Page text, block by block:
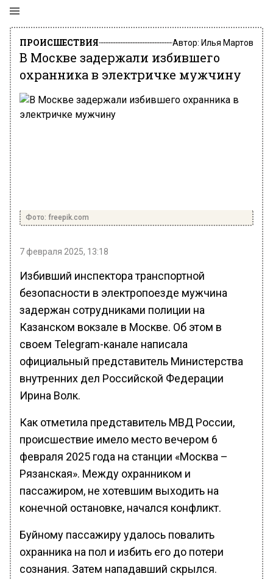
ПРОИСШЕСТВИЯ Автор: Илья Мартов
В Москве задержали избившего
охранника в электричке мужчину
Фото: freepik.com
7 февраля 2025, 13:18
Избивший инспектора транспортной
безопасности в электропоезде мужчина
задержан сотрудниками полиции на
Казанском вокзале в Москве. Об этом в
своем Telegram-канале написала
официальный представитель Министерства
внутренних дел Российской Федерации
Ирина Волк.
Как отметила представитель МВД России,
происшествие имело место вечером 6
февраля 2025 года на станции «Москва –
Рязанская». Между охранником и
пассажиром, не хотевшим выходить на
конечной остановке, начался конфликт.
Буйному пассажиру удалось повалить
охранника на пол и избить его до потери
сознания. Затем нападавший скрылся.